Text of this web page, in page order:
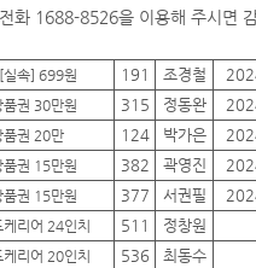
화 1688-8526을 이용해 주시면
속] 699원 191 조경철
권 30만원 315 정동완
품권 20만 124 박가은
권 15만원 382 곽영진
권 15만원 377 서권필
리어 24인치 511 정창원
리어 20인치 536 최동수